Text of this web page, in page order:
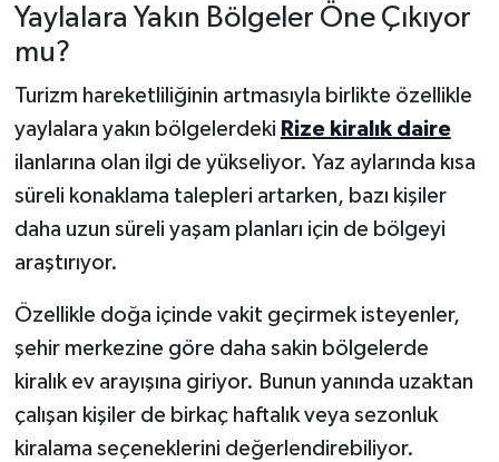
Yaylalara Yakın Bölgeler Öne Çıkıyor
mu?
Turizm hareketliliğinin artmasıyla birlikte özellikle
yaylalara yakın bölgelerdeki Rize kiralık daire
ilanlarına olan ilgi de yükseliyor. Yaz aylarında kısa
süreli konaklama talepleri artarken, bazı kişiler
daha uzun süreli yaşam planları için de bölgeyi
araştırıyor.
Özellikle doğa içinde vakit geçirmek isteyenler,
şehir merkezine göre daha sakin bölgelerde
kiralık ev arayışına giriyor. Bunun yanında uzaktan
çalışan kişiler de birkaç haftalık veya sezonluk
kiralama seçeneklerini değerlendirebiliyor.